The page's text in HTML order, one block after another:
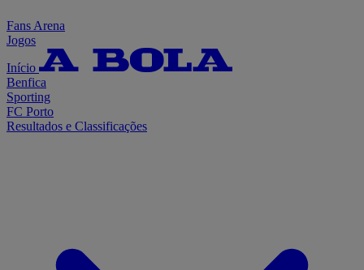
Fans Arena
Jogos
Início
Benfica
Sporting
FC Porto
Resultados e Classificações